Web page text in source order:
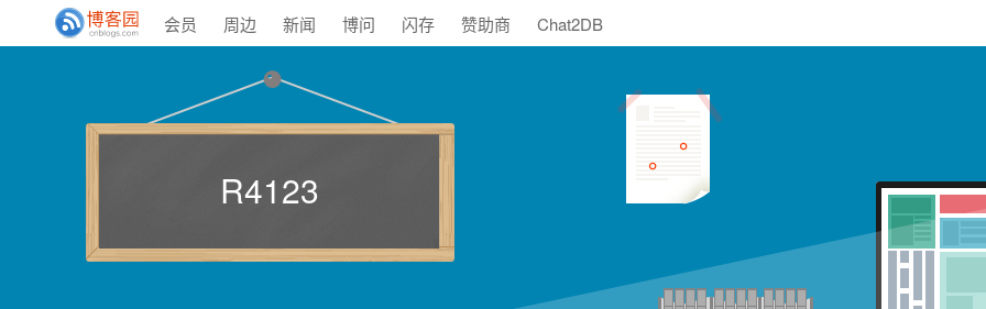
会员 周边 新闻 博问 闪存 赞助商 Chat2DB
R4123